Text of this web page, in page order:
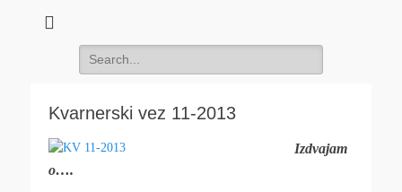
Search
for:
Kvarnerski vez 11-2013
Izdvajam
o….